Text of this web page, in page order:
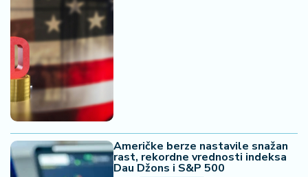
Američke berze nastavile snažan
rast, rekordne vrednosti indeksa
Dau Džons i S&P 500